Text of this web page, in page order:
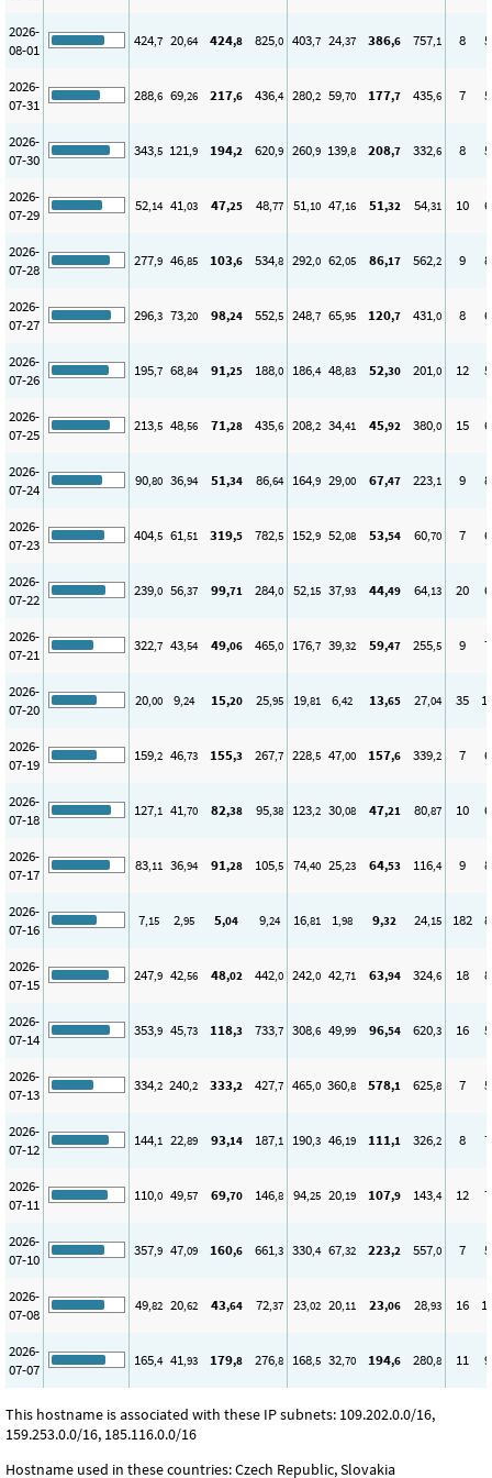
2026-
08-01
424,7 20,64 424,8 825,0 403,7 24,37 386,6 757,1 8 5
2026-
07-31
288,6 69,26 217,6 436,4 280,2 59,70 177,7 435,6 7 5
2026-
07-30
343,5 121,9 194,2 620,9 260,9 139,8 208,7 332,6 8 5
2026-
07-29
52,14 41,03 47,25 48,77 51,10 47,16 51,32 54,31 10 6
2026-
07-28
277,9 46,85 103,6 534,8 292,0 62,05 86,17 562,2 9 8
2026-
07-27
296,3 73,20 98,24 552,5 248,7 65,95 120,7 431,0 8 6
2026-
07-26
195,7 68,84 91,25 188,0 186,4 48,83 52,30 201,0 12 5
2026-
07-25
213,5 48,56 71,28 435,6 208,2 34,41 45,92 380,0 15 6
2026-
07-24
90,80 36,94 51,34 86,64 164,9 29,00 67,47 223,1 9 8
2026-
07-23
404,5 61,51 319,5 782,5 152,9 52,08 53,54 60,70 7 6
2026-
07-22
239,0 56,37 99,71 284,0 52,15 37,93 44,49 64,13 20 6
2026-
07-21
322,7 43,54 49,06 465,0 176,7 39,32 59,47 255,5 9 7
2026-
07-20
20,00 9,24 15,20 25,95 19,81 6,42 13,65 27,04 35
2026-
07-19
159,2 46,73 155,3 267,7 228,5 47,00 157,6 339,2 7 6
2026-
07-18
127,1 41,70 82,38 95,38 123,2 30,08 47,21 80,87 10 6
2026-
07-17
83,11 36,94 91,28 105,5 74,40 25,23 64,53 116,4 9 8
2026-
07-16
7,15 2,95 5,04 9,24 16,81 1,98 9,32 24,15 182 8
2026-
07-15
247,9 42,56 48,02 442,0 242,0 42,71 63,94 324,6 18 8
2026-
07-14
353,9 45,73 118,3 733,7 308,6 49,99 96,54 620,3 16 5
2026-
07-13
334,2 240,2 333,2 427,7 465,0 360,8 578,1 625,8 7 5
2026-
07-12
144,1 22,89 93,14 187,1 190,3 46,19 111,1 326,2 8 7
2026-
07-11
110,0 49,57 69,70 146,8 94,25 20,19 107,9 143,4 12 7
2026-
07-10
357,9 47,09 160,6 661,3 330,4 67,32 223,2 557,0 7 5
2026-
07-08
49,82 20,62 43,64 72,37 23,02 20,11 23,06 28,93 16
2026-
07-07
165,4 41,93 179,8 276,8 168,5 32,70 194,6 280,8 11 9
This hostname is associated with these IP subnets: 109.202.0.0/16,
159.253.0.0/16, 185.116.0.0/16
Hostname used in these countries: Czech Republic, Slovakia